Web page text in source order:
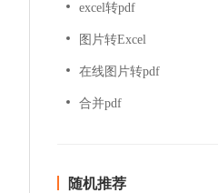
excel转pdf
图片转Excel
在线图片转pdf
合并pdf
随机推荐